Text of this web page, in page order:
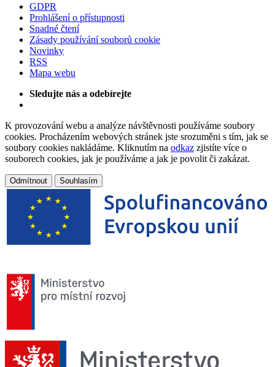
GDPR
Prohlášení o přístupnosti
Snadné čtení
Zásady používání souborů cookie
Novinky
RSS
Mapa webu
Sledujte nás a odebírejte
K provozování webu a analýze návštěvnosti používáme soubory
cookies. Procházením webových stránek jste srozuměni s tím, jak se
soubory cookies nakládáme. Kliknutím na odkaz zjistíte více o
souborech cookies, jak je používáme a jak je povolit či zakázat.
Odmítnout Souhlasím